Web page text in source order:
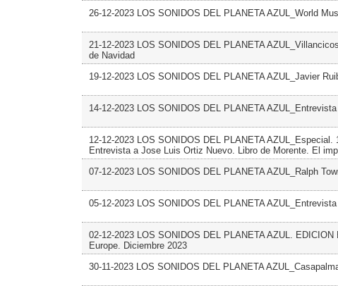
26-12-2023 LOS SONIDOS DEL PLANETA AZUL_World
21-12-2023 LOS SONIDOS DEL PLANETA
de Navidad
19-12-2023 LOS SONIDOS DEL PLANETA AZUL_Javier
14-12-2023 LOS SONIDOS DEL PLANETA
12-12-2023 LOS SONIDOS DEL PLANETA AZUL_Especial.
Entrevista a Jose Luis Ortiz Nuevo. Libro de Morente. El
07-12-2023 LOS SONIDOS DEL PLANETA AZUL_Ralph
05-12-2023 LOS SONIDOS DEL PLANETA
02-12-2023 LOS SONIDOS DEL PLANETA AZUL.
Europe. Diciembre 2023
30-11-2023 LOS SONIDOS DEL PLANETA